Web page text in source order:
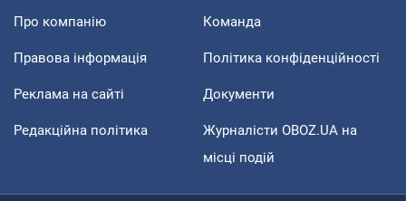
Про компанію Команда
Правова інформація Політика конфіденційності
Реклама на сайті Документи
Редакційна політика
Журналісти OBOZ.UA на
місці подій